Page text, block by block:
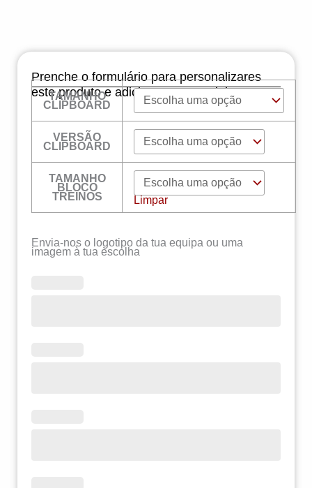
97,95
Prenche o formulário para personalizares
este produto e adiciona-o ao carrinho!
TAMANHO
CLIPBOARD
VERSÃO
CLIPBOARD
TAMANHO
BLOCO
TREINOS Limpar
Envia-nos o logotipo da tua equipa ou uma
imagem à tua escolha
Quantidade
de
Boostkit
Andebol